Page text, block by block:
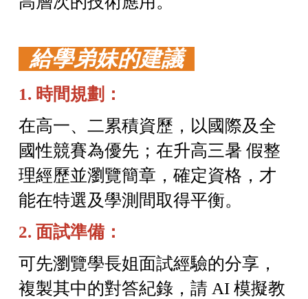
給學弟妹的建議
1. 時間規劃：
在高一、二累積資歷，以國際及全
國性競賽為優先；在升高三暑 假整
理經歷並瀏覽簡章，確定資格，才
能在特選及學測間取得平衡。
2. 面試準備：
可先瀏覽學長姐面試經驗的分享，
複製其中的對答紀錄，請 AI 模擬教